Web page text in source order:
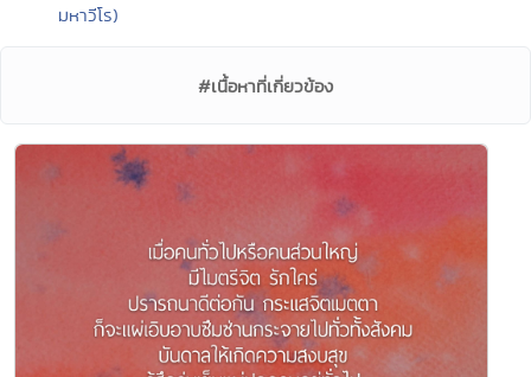
มหาวีโร)
#เนื้อหาที่เกี่ยวข้อง